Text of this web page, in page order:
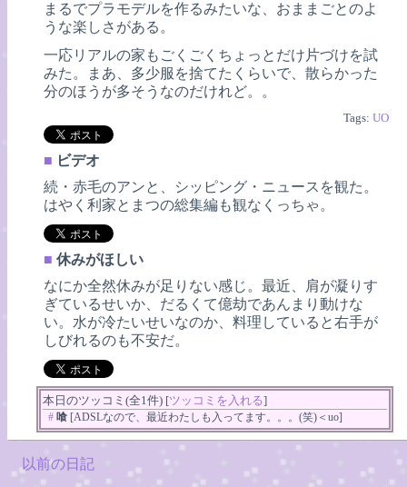
まるでプラモデルを作るみたいな、おままごとのよ
うな楽しさがある。
一応リアルの家もごくごくちょっとだけ片づけを試
みた。まあ、多少服を捨てたくらいで、散らかった
分のほうが多そうなのだけれど。。
Tags:UO
■ ビデオ
続・赤毛のアンと、シッピング・ニュースを観た。
はやく利家とまつの総集編も観なくっちゃ。
■ 休みがほしい
なにか全然休みが足りない感じ。最近、肩が凝りす
ぎているせいか、だるくて億劫であんまり動けな
い。水が冷たいせいなのか、料理していると右手が
しびれるのも不安だ。
本日のツッコミ(全1件) [ツッコミを入れる]
# 喰 [ADSLなので、最近わたしも入ってます。。。(笑)＜uo]
以前の日記